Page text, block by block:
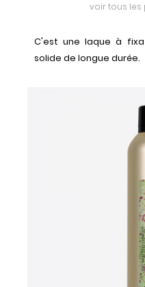
voir tous les
C'est une laque à
solide de longue durée.